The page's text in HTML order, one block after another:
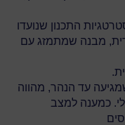
התכנון שנועדו
מבנה שמתמזג עם
עד הנהר, מהווה
כמענה למצב